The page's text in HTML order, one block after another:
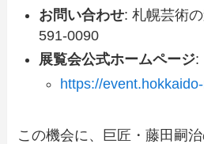
お問い合わせ: 札幌芸術
591-0090
展覧会公式ホームページ:
https://
この機会に、巨匠・藤田嗣